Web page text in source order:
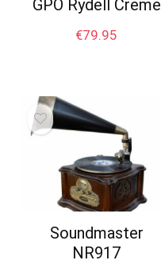
GPO Rydell Creme
€79.95
Soundmaster
NR917